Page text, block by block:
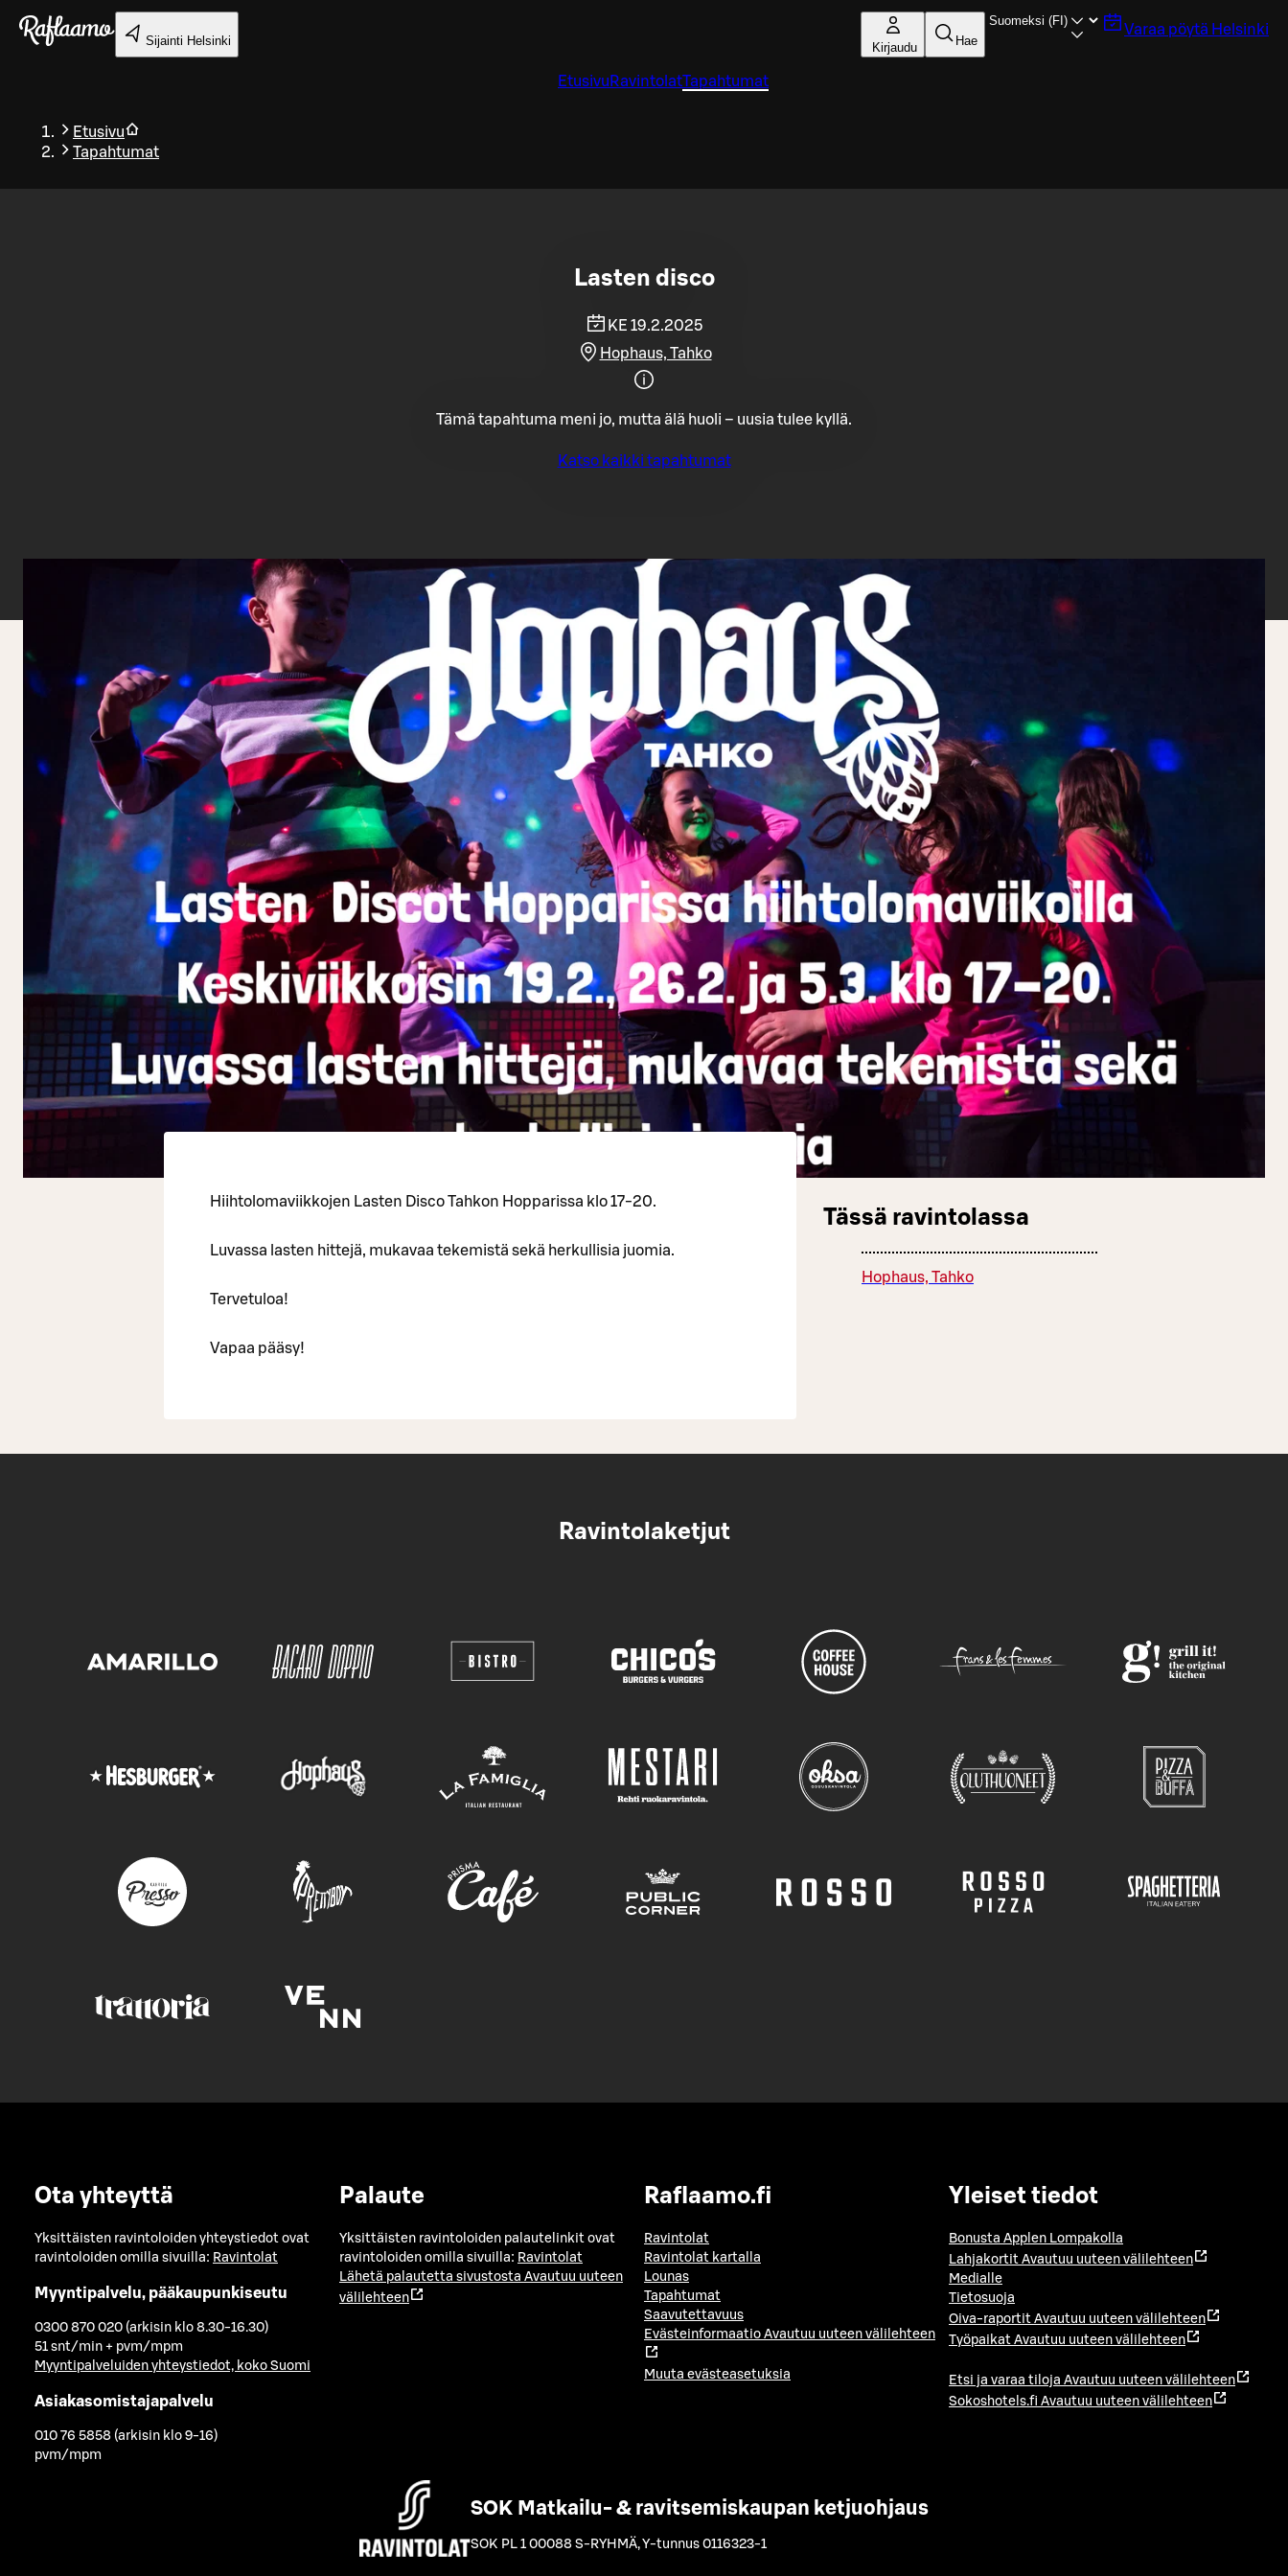
Siirry pääsisältöön
Sijainti Helsinki Kirjaudu Hae
Varaa pöytä Helsinki
Etusivu RavintolatTapahtumat
Etusivu
Tapahtumat
Takaisin
Lasten disco
KE 19.2.2025
Hophaus, Tahko
Tämä tapahtuma meni jo, mutta älä huoli – uusia tulee kyllä.
Katso kaikki tapahtumat
Hiihtolomaviikkojen Lasten Disco Tahkon Hopparissa klo 17-20.
Luvassa lasten hittejä, mukavaa tekemistä sekä herkullisia juomia.
Tervetuloa!
Vapaa pääsy!
Tässä ravintolassa
Hophaus, Tahko
Ravintolaketjut
Ota yhteyttä
Yksittäisten ravintoloiden yhteystiedot ovat
ravintoloiden omilla sivuilla: Ravintolat
Myyntipalvelu, pääkaupunkiseutu
0300 870 020 (arkisin klo 8.30-16.30)
51 snt/min + pvm/mpm
Myyntipalveluiden yhteystiedot, koko Suomi
Asiakasomistajapalvelu
010 76 5858 (arkisin klo 9-16)
pvm/mpm
Palaute
Yksittäisten ravintoloiden palautelinkit ovat
ravintoloiden omilla sivuilla: Ravintolat
Lähetä palautetta sivustosta Avautuu uuteen
välilehteen
Raflaamo.fi
Ravintolat
Ravintolat kartalla
Lounas
Tapahtumat
Saavutettavuus
Evästeinformaatio Avautuu uuteen välilehteen
Muuta evästeasetuksia
Yleiset tiedot
Bonusta Applen Lompakolla
Lahjakortit Avautuu uuteen välilehteen
Medialle
Tietosuoja
Oiva-raportit Avautuu uuteen välilehteen
Työpaikat Avautuu uuteen välilehteen
Etsi ja varaa tiloja Avautuu uuteen välilehteen
Sokoshotels.fi Avautuu uuteen välilehteen
SOK Matkailu- & ravitsemiskaupan ketjuohjaus
SOK PL 1 00088 S-RYHMÄ,Y-tunnus 0116323-1